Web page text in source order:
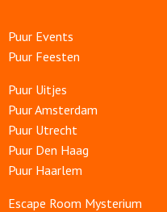
Puur Events
Puur Feesten
Puur Uitjes
Puur Amsterdam
Puur Utrecht
Puur Den Haag
Puur Haarlem
Escape Room Mysterium